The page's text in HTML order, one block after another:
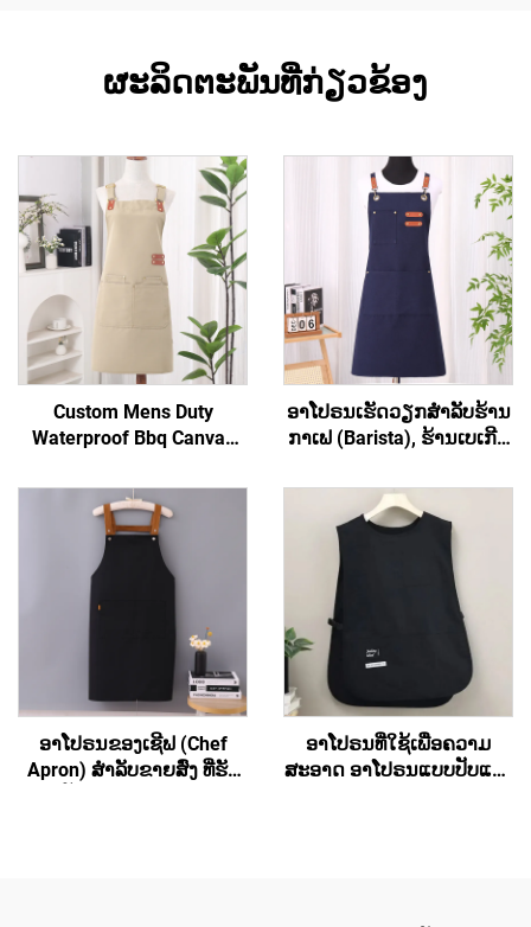
ຜະລິດຕະພັນທີ່ກ່ຽວຂ້ອງ
Custom Mens Duty
Waterproof Bbq Canvas
ມີກະເປົາ
ອາໂປຣນເຮັດວຽກສຳລັບຮ້ານ
ກາເຟ (Barista), ຮ້ານເບເກີຣີ່
(Hair Salon) ແລະ ສຳລັບ
ສິລະປິນ ມີຄຸນນະພາບສູງ ອາ
ໂປຣນຮູບແບບເສື້ອກັ້ນທີ່ມີສ່ວນ
ເຊື່ອມຕໍ່ຂ້າມທີ່ຫຼັງ (Cross
Back) ປະກອບດ້ວຍເສື້ອຜ້າ
ເປັນສ່ວນປະກອບຂອງ
polyester ແລະ ຜ້າຝ້າ
(Cotton) ສຳລັບທັງຜູ້ຍິງ ແລະ
ອາໂປຣນຂອງເຊີຟ (Chef
Apron) ສຳລັບຂາຍສົ່ງ ທີ່ຮັບ
ອາໂປຣນທີ່ໃຊ້ເພື່ອຄວາມ
ສະອາດ ອາໂປຣນແບບປັບແຕ່ງ